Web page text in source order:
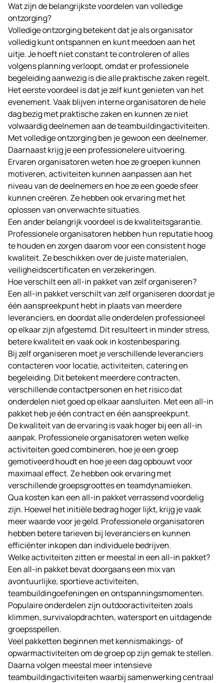
Wat zijn de belangrijkste voordelen van volledige
ontzorging?
Volledige ontzorging betekent dat je als organisator
volledig kunt ontspannen en kunt meedoen aan het
uitje. Je hoeft niet constant te controleren of alles
volgens planning verloopt, omdat er professionele
begeleiding aanwezig is die alle praktische zaken regelt.
Het eerste voordeel is dat je zelf kunt genieten van het
evenement. Vaak blijven interne organisatoren de hele
dag bezig met praktische zaken en kunnen ze niet
volwaardig deelnemen aan de teambuildingactiviteiten.
Met volledige ontzorging ben je gewoon een deelnemer.
Daarnaast krijg je een professionelere uitvoering.
Ervaren organisatoren weten hoe ze groepen kunnen
motiveren, activiteiten kunnen aanpassen aan het
niveau van de deelnemers en hoe ze een goede sfeer
kunnen creëren. Ze hebben ook ervaring met het
oplossen van onverwachte situaties.
Een ander belangrijk voordeel is de kwaliteitsgarantie.
Professionele organisatoren hebben hun reputatie hoog
te houden en zorgen daarom voor een consistent hoge
kwaliteit. Ze beschikken over de juiste materialen,
veiligheidscertificaten en verzekeringen.
Hoe verschilt een all-in pakket van zelf organiseren?
Een all-in pakket verschilt van zelf organiseren doordat je
één aanspreekpunt hebt in plaats van meerdere
leveranciers, en doordat alle onderdelen professioneel
op elkaar zijn afgestemd. Dit resulteert in minder stress,
betere kwaliteit en vaak ook in kostenbesparing.
Bij zelf organiseren moet je verschillende leveranciers
contacteren voor locatie, activiteiten, catering en
begeleiding. Dit betekent meerdere contracten,
verschillende contactpersonen en het risico dat
onderdelen niet goed op elkaar aansluiten. Met een all-in
pakket heb je één contract en één aanspreekpunt.
De kwaliteit van de ervaring is vaak hoger bij een all-in
aanpak. Professionele organisatoren weten welke
activiteiten goed combineren, hoe je een groep
gemotiveerd houdt en hoe je een dag opbouwt voor
maximaal effect. Ze hebben ook ervaring met
verschillende groepsgroottes en teamdynamieken.
Qua kosten kan een all-in pakket verrassend voordelig
zijn. Hoewel het initiële bedrag hoger lijkt, krijg je vaak
meer waarde voor je geld. Professionele organisatoren
hebben betere tarieven bij leveranciers en kunnen
efficiënter inkopen dan individuele bedrijven.
Welke activiteiten zitten er meestal in een all-in pakket?
Een all-in pakket bevat doorgaans een mix van
avontuurlijke, sportieve activiteiten,
teambuildingoefeningen en ontspanningsmomenten.
Populaire onderdelen zijn outdooractiviteiten zoals
klimmen, survivalopdrachten, watersport en uitdagende
groepsspellen.
Veel pakketten beginnen met kennismakings- of
opwarmactiviteiten om de groep op zijn gemak te stellen.
Daarna volgen meestal meer intensieve
teambuildingactiviteiten waarbij samenwerking centraal